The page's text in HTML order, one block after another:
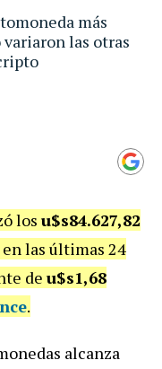
más
las otras
los u$s84.627,82
en las últimas 24
de u$s1,68
.
alcanza